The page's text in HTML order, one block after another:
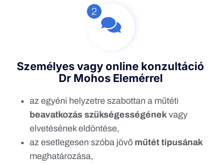
Személyes vagy online konzultáció
Dr Mohos Elemérrel
az egyéni helyzetre szabottan a műtéti
beavatkozás szükségességének vagy
elvetésének eldöntése,
az esetlegesen szóba jövő műtét típusának
meghatározása,